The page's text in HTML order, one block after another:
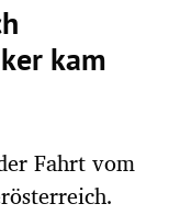
kam
Fahrt vom